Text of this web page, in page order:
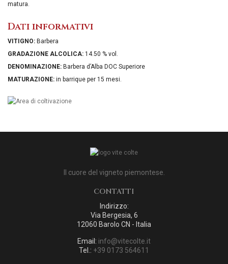
matura.
Dati informativi
VITIGNO: Barbera
GRADAZIONE ALCOLICA: 14.50 % vol.
DENOMINAZIONE: Barbera d’Alba DOC Superiore
MATURAZIONE: in barrique per 15 mesi.
Il cuore del vigneto piemontese.
CONTATTI
Indirizzo:
Via Bergesia, 6
12060 Barolo CN - Italia
Email: info@vitecolte.it
Tel.: +39 0173 564611